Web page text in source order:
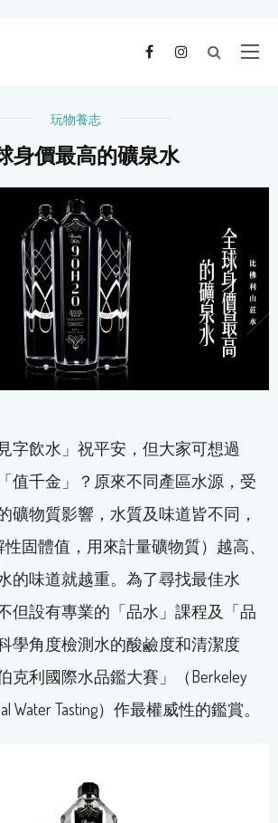
玩物養志
身價最高的礦泉水
字飲水」祝平安，但大家可想過
值千金」？原來不同產區水源，受
礦物質影響，水質及味道皆不同，
性固體值，用來計量礦物質）越高、
的味道就越重。為了尋找最佳水
但設有專業的「品水」課程及「品
學角度檢測水的酸鹼度和清潔度
克利國際水品鑑大賽」（Berkeley
Water Tasting）作最權威性的鑑賞。